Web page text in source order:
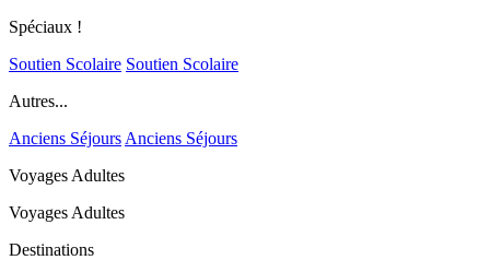
Spéciaux !
Soutien Scolaire Soutien Scolaire
Autres...
Anciens Séjours Anciens Séjours
Voyages Adultes
Voyages Adultes
Destinations